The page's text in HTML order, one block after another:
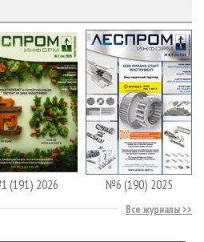
(191) 2026 №6 (190) 2025
Все журналы